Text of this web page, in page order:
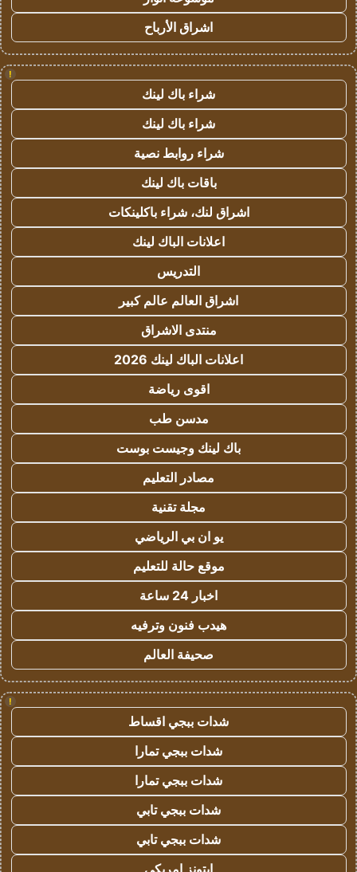
اشراق الأرباح
!
شراء باك لينك
شراء باك لينك
شراء روابط نصية
باقات باك لينك
اشراق لنك، شراء باكلينكات
اعلانات الباك لينك
التدريس
اشراق العالم عالم كبير
منتدى الاشراق
اعلانات الباك لينك 2026
اقوى رياضة
مدسن طب
باك لينك وجيست بوست
مصادر التعليم
مجلة تقنية
يو ان بي الرياضي
موقع حالة للتعليم
اخبار 24 ساعة
هيدب فنون وترفيه
صحيفة العالم
!
شدات ببجي اقساط
شدات ببجي تمارا
شدات ببجي تمارا
شدات ببجي تابي
شدات ببجي تابي